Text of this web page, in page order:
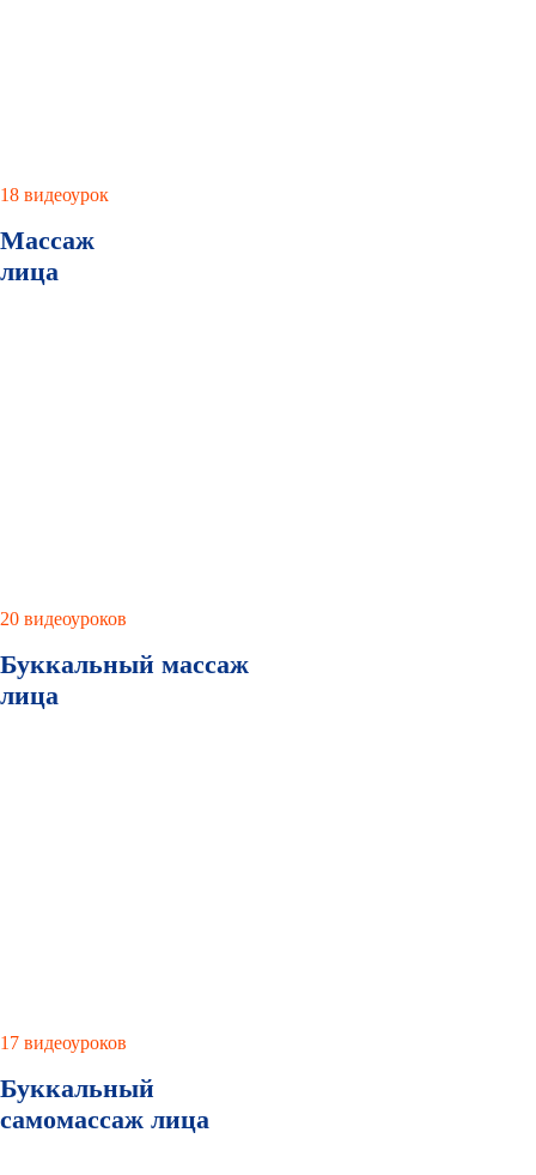
18 видеоурок
Массаж
лица
20 видеоуроков
Буккальный массаж
лица
17 видеоуроков
Буккальный
самомассаж лица